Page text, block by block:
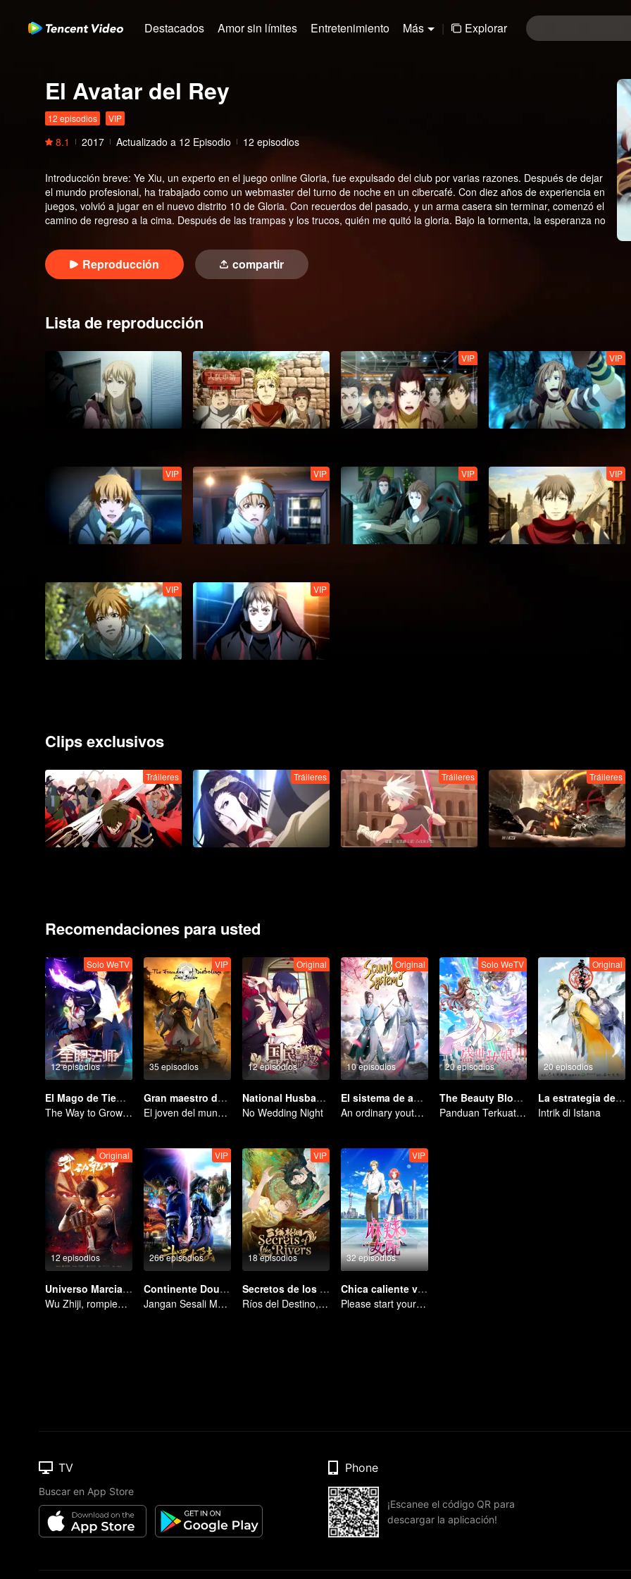
Destacados Amor sin límites Entretenimiento Más | Explorar
El Avatar del Rey
12 episodios VIP
8.1 2017 Actualizado a 12 Episodio 12 episodios
Introducción breve: Ye Xiu, un experto en el juego online Gloria, fue expulsado del club por varias razones. Después de dejar
el mundo profesional, ha trabajado como un webmaster del turno de noche en un cibercafé. Con diez años de experiencia en
juegos, volvió a jugar en el nuevo distrito 10 de Gloria. Con recuerdos del pasado, y un arma casera sin terminar, comenzó el
camino de regreso a la cima. Después de las trampas y los trucos, quién me quitó la gloria. Bajo la tormenta, la esperanza no
Reproducción compartir
Lista de reproducción
VIP VIP
VIP VIP VIP VIP
VIP VIP
Clips exclusivos
Tráileres Tráileres Tráileres Tráileres
Recomendaciones para usted
12 episodios
Solo WeTV
El Mago de Tiempo Completo Temporada 1
The Way to Growth, Encouragement and Self-improvement
35 episodios
VIP
Gran maestro del cultivo demoníaco
El joven del mundo celestial erradica males por el pueblo
12 episodios
Original
National Husband Bring Home SS1
No Wedding Night
10 episodios
Original
El sistema de auto-salvación del villano escoria
An ordinary youth crossing as a villain into the book and abusing the hero!
20 episodios
Solo WeTV
The Beauty Blogger
Panduan Terkuat Lintas Dimensi
20 episodios
Original
La estrategia del emperador
Intrik di Istana
12 episodios
Original
Universo Marcial Temporada 1
Wu Zhiji, rompiendo el cielo, moviendo el firmamento y la tierra.
266 episodios
VIP
Continente Douluo
Jangan Sesali Masuk Gerbang Tang di Kehidupan Ini
18 episodios
VIP
Secretos de los tres ríos
Ríos del Destino, Secretos del Ciclo
32 episodios
VIP
Chica caliente versión japonesa
Please start your performance.
TV
Buscar en App Store
Phone
¡Escanee el código QR para
descargar la aplicación!